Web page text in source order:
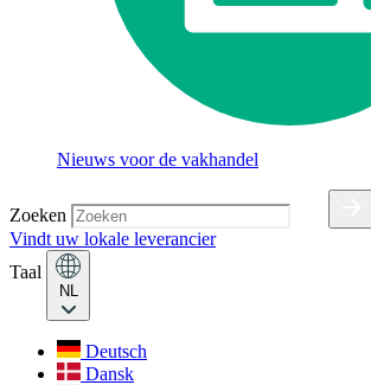
Nieuws voor de vakhandel
Zoeken
Vindt uw lokale leverancier
Taal
NL
Deutsch
Dansk